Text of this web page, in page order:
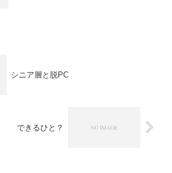
シニア層と脱PC
できるひと？